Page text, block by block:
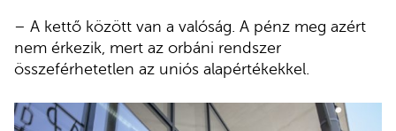
– A kettő között van a valóság. A pénz meg azért
nem érkezik, mert az orbáni rendszer
összeférhetetlen az uniós alapértékekkel.